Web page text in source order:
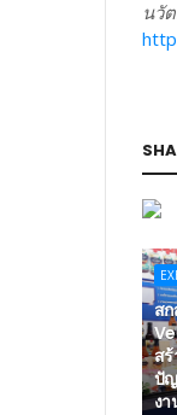
นวั
สก
สร้
ปั
งา